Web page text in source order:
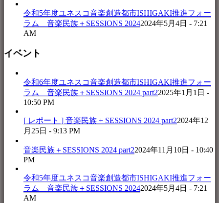
令和5年度ユネスコ音楽創造都市ISHIGAKI推進フォー
ラム 音楽民族＋SESSIONS 20242024年5月4日 - 7:21
AM
イベント
令和6年度ユネスコ音楽創造都市ISHIGAKI推進フォー
ラム 音楽民族＋SESSIONS 2024 part22025年1月1日 -
10:50 PM
[ レポート ] 音楽民族 + SESSIONS 2024 part22024年12
月25日 - 9:13 PM
音楽民族＋SESSIONS 2024 part22024年11月10日 - 10:40
PM
令和5年度ユネスコ音楽創造都市ISHIGAKI推進フォー
ラム 音楽民族＋SESSIONS 20242024年5月4日 - 7:21
AM